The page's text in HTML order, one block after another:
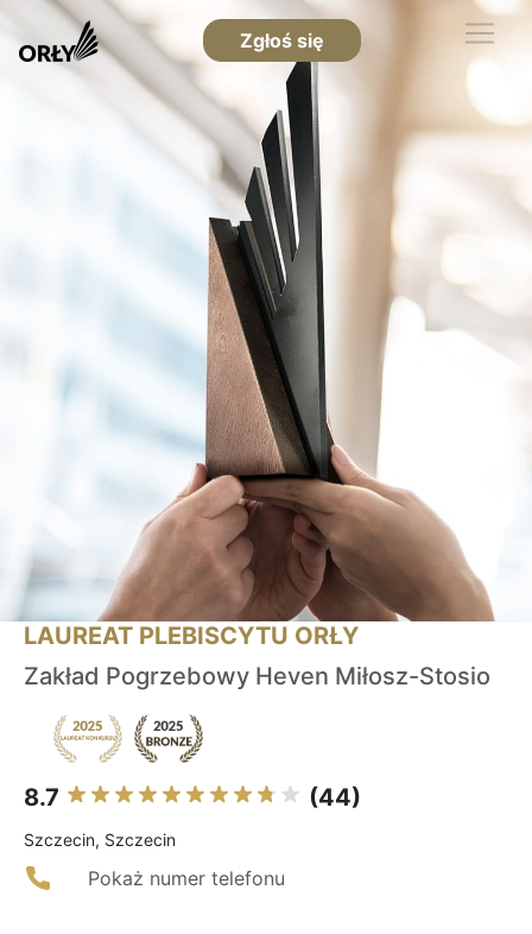
Zgłoś się
LAUREAT PLEBISCYTU ORŁY
Zakład Pogrzebowy Heven Miłosz-Stosio
8.7 (44)
Szczecin, Szczecin
Pokaż numer telefonu